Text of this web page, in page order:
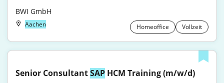
BWI GmbH
Aachen Homeoffice Vollzeit
Senior Consultant SAP HCM Training (m/w/d)